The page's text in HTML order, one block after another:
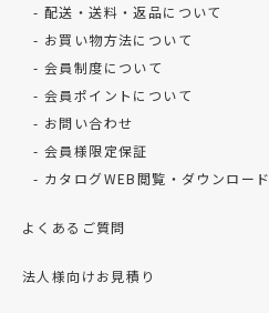
配送・送料・返品について
お買い物方法について
会員制度について
会員ポイントについて
お問い合わせ
会員様限定保証
カタログWEB閲覧・ダウンロード
よくあるご質問
法人様向けお見積り